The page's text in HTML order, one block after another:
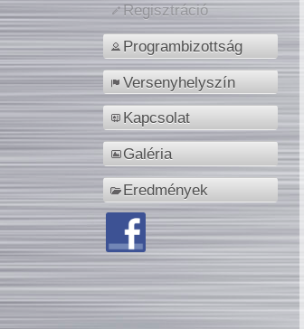
Regisztráció
Programbizottság
Versenyhelyszín
Kapcsolat
Galéria
Eredmények